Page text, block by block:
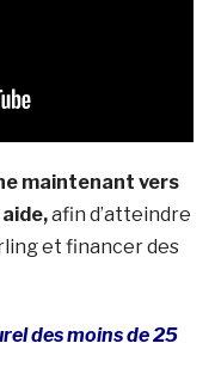
maintenant vers
afin d’atteindre
et financer des
des moins de 25